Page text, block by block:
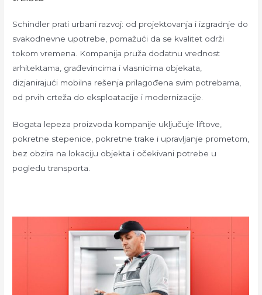
Schindler prati urbani razvoj: od projektovanja i izgradnje do
svakodnevne upotrebe, pomažući da se kvalitet održi
tokom vremena. Kompanija pruža dodatnu vrednost
arhitektama, građevincima i vlasnicima objekata,
dizjanirajući mobilna rešenja prilagođena svim potrebama,
od prvih crteža do eksploatacije i modernizacije.
Bogata lepeza proizvoda kompanije uključuje liftove,
pokretne stepenice, pokretne trake i upravljanje prometom,
bez obzira na lokaciju objekta i očekivani potrebe u
pogledu transporta.